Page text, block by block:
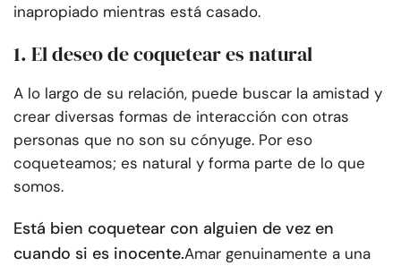
inapropiado mientras está casado.
1. El deseo de coquetear es natural
A lo largo de su relación, puede buscar la amistad y
crear diversas formas de interacción con otras
personas que no son su cónyuge. Por eso
coqueteamos; es natural y forma parte de lo que
somos.
Está bien coquetear con alguien de vez en
cuando si es inocente.Amar genuinamente a una